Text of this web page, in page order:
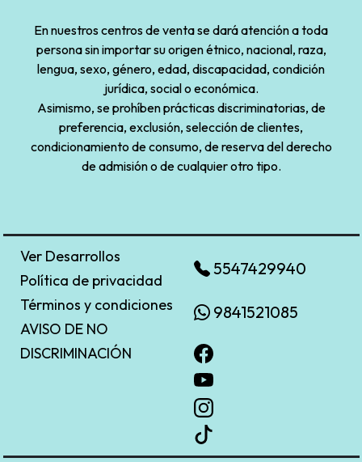
En nuestros centros de venta se dará atención a toda
persona sin importar su origen étnico, nacional, raza,
lengua, sexo, género, edad, discapacidad, condición
jurídica, social o económica.
Asimismo, se prohíben prácticas discriminatorias, de
preferencia, exclusión, selección de clientes,
condicionamiento de consumo, de reserva del derecho
de admisión o de cualquier otro tipo.
Ver Desarrollos
Política de privacidad
Términos y condiciones
AVISO DE NO
DISCRIMINACIÓN
5547429940
9841521085